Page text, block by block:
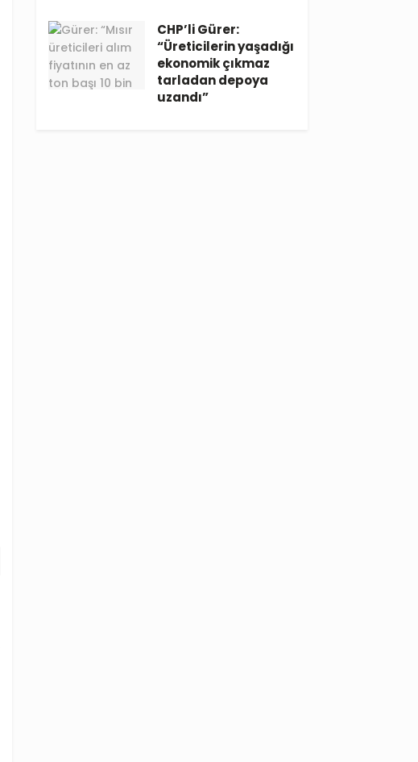
CHP’li Gürer:
“Üreticilerin yaşadığı
ekonomik çıkmaz
tarladan depoya
uzandı”